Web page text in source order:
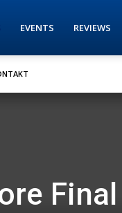
EVENTS REVIEWS